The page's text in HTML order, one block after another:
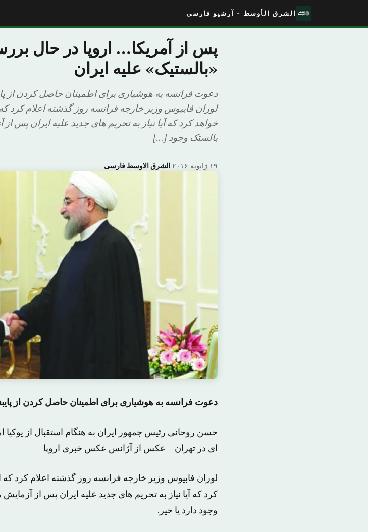
الشرق الأوسط - آرشیو فارسی
پس از آمریکا… اروپا در حال
«بالستیک» علیه ایران
دعوت فرانسه به هوشیاری برای اطمینان حاصل کردن از
لوران فابیوس وزیر خارجه فرانسه روز گذشته اعلام کرد
خواهد کرد که آیا نیاز به تحریم های جدید علیه ایران
بالستک وجود […]
الشرق الاوسط فارسی· ۱۹ ژانویه ۲۰۱۶
دعوت فرانسه به هوشیاری برای اطمینان حاصل کردن از
حسن روحانی رئیس جمهور ایران به هنگام استقبال از یوکیا
ای در تهران – عکس از آژانس عکس خبری اروپا
لوران فابیوس وزیر خارجه فرانسه روز گذشته اعلام کرد
کرد که آیا نیاز به تحریم های جدید علیه ایران پس از
وجود دارد یا خیر.